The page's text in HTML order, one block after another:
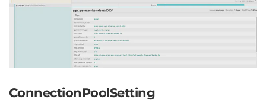
ConnectionPoolSetting